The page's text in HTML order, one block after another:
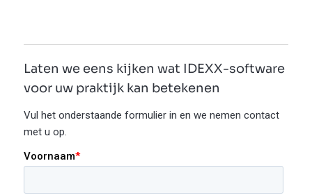
Laten we eens kijken wat IDEXX-software
voor uw praktijk kan betekenen
Vul het onderstaande formulier in en we nemen contact
met u op.